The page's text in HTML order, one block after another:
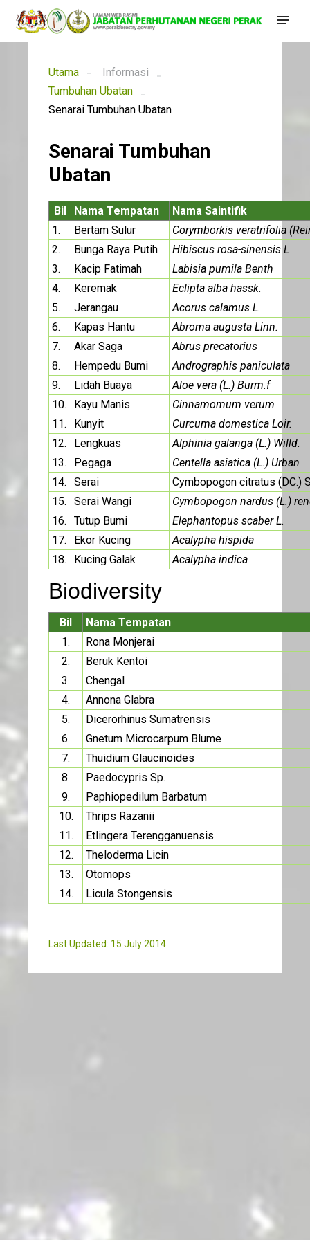
Utama
Informasi
Tumbuhan Ubatan
Senarai Tumbuhan Ubatan
Senarai Tumbuhan
Ubatan
Bil Nama Tempatan
Nama Saintifik
1.
Bertam Sulur
Corymborkis veratrifolia
2.
Bunga Raya Putih
Hibiscus rosa-sinensis L
3.
Kacip Fatimah
Labisia pumila Benth
4.
Keremak
Eclipta alba hassk.
5.
Jerangau
Acorus calamus L.
6.
Kapas Hantu
Abroma augusta Linn.
7.
Akar Saga
Abrus precatorius
8.
Hempedu Bumi
Andrographis paniculata
9.
Lidah Buaya
Aloe vera (L.) Burm.f
10.
Kayu Manis
Cinnamomum verum
11.
Kunyit
Curcuma domestica Loir.
12.
Lengkuas
Alphinia galanga (L.) Willd.
13.
Pegaga
Centella asiatica (L.) Urban
14.
Serai
Cymbopogon citratus (DC.)
15.
Serai Wangi
Cymbopogon nardus (L.)
16.
Tutup Bumi
Elephantopus scaber L.
17.
Ekor Kucing
Acalypha hispida
18.
Kucing Galak Acalypha indica
Biodiversity
Bil
Nama Tempatan
1.
Rona Monjerai
2.
Beruk Kentoi
3.
Chengal
4.
Annona Glabra
5.
Dicerorhinus Sumatrensis
6.
Gnetum Microcarpum Blume
7.
Thuidium Glaucinoides
8.
Paedocypris Sp.
9.
Paphiopedilum Barbatum
10.
Thrips Razanii
11.
Etlingera Terengganuensis
12.
Theloderma Licin
13.
Otomops
14.
Licula Stongensis
Last Updated: 15 July 2014